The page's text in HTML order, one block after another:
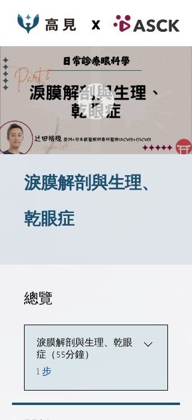
x
淚膜解剖與生理、
乾眼症
總覽
淚膜解剖與生理、乾眼
症（55分鐘）
.1 步